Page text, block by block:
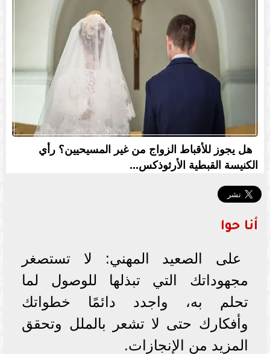
هل يجوز للأقباط الزواج من غير المسيحيين؟ رأي
الكنيسة القبطية الأرثوذكس...
أنا حوا
على الصعيد المهني: لا تستصغر
مجهوداتك التي تبذلها للوصول لما
تحلم به، واجدد دائمًا خطواتك
وأفكارك حتى لا تشعر بالملل وتحقق
المزيد من الإنجازات.